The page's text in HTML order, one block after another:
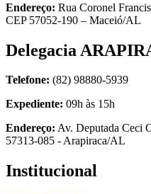
Endereço: Rua Coronel
CEP 57052-190 – Maceió/AL
Delegacia
Telefone: (82) 98880-5939
Expediente: 09h às 15h
Endereço: Av. Deputada Ceci
57313-085 - Arapiraca/AL
Institucional